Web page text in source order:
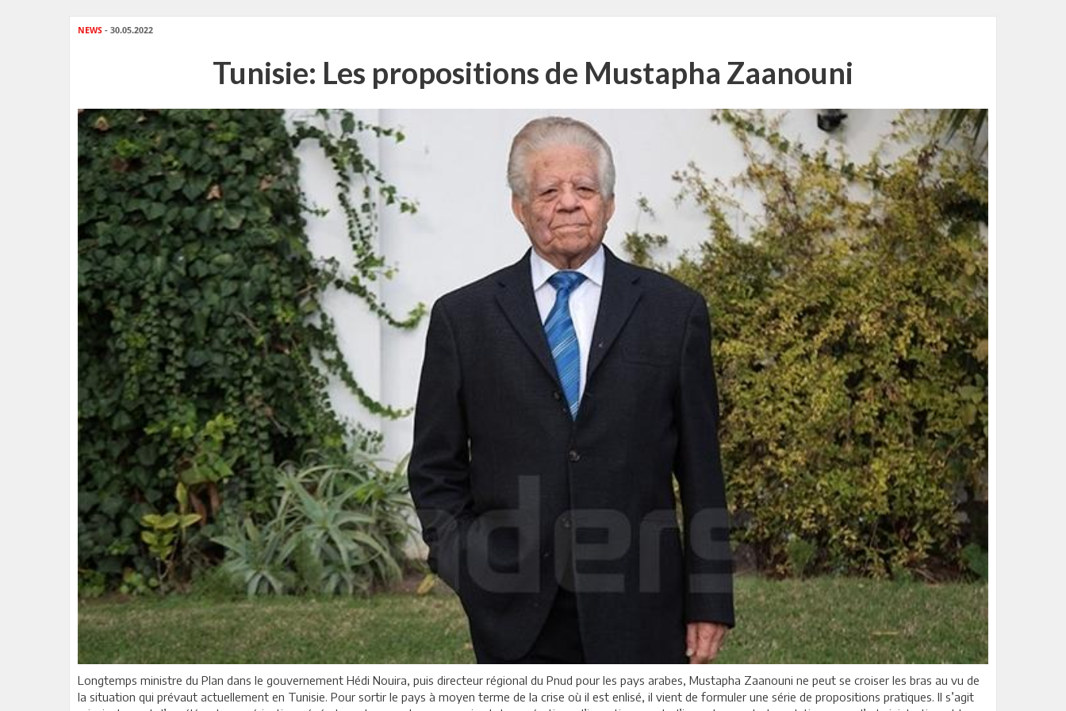
NEWS - 30.05.2022
Tunisie: Les propositions de Mustapha Zaanouni
Longtemps ministre du Plan dans le gouvernement Hédi Nouira, puis directeur régional du Pnud pour les pays arabes, Mustapha Zaanouni ne peut se croiser les bras au vu de
la situation qui prévaut actuellement en Tunisie. Pour sortir le pays à moyen terme de la crise où il est enlisé, il vient de formuler une série de propositions pratiques. Il s’agit